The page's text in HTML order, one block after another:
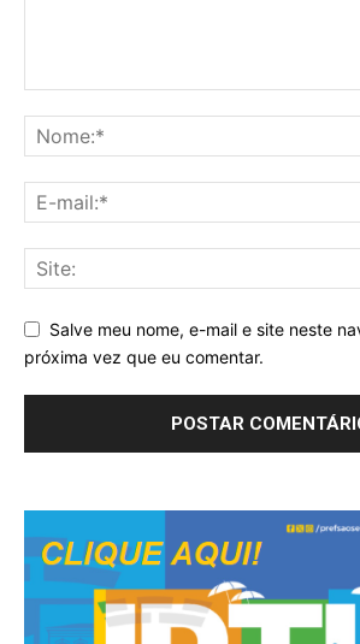
Salve meu nome, e-mail e site neste
próxima vez que eu comentar.